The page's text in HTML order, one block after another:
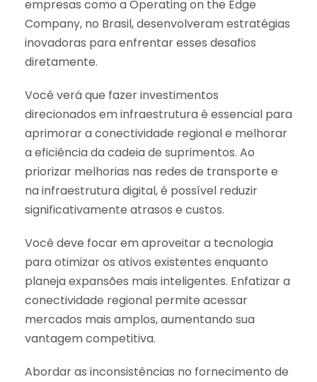
empresas como a Operating on the Edge
Company, no Brasil, desenvolveram estratégias
inovadoras para enfrentar esses desafios
diretamente.
Você verá que fazer investimentos
direcionados em infraestrutura é essencial para
aprimorar a conectividade regional e melhorar
a eficiência da cadeia de suprimentos. Ao
priorizar melhorias nas redes de transporte e
na infraestrutura digital, é possível reduzir
significativamente atrasos e custos.
Você deve focar em aproveitar a tecnologia
para otimizar os ativos existentes enquanto
planeja expansões mais inteligentes. Enfatizar a
conectividade regional permite acessar
mercados mais amplos, aumentando sua
vantagem competitiva.
Abordar as inconsistências no fornecimento de